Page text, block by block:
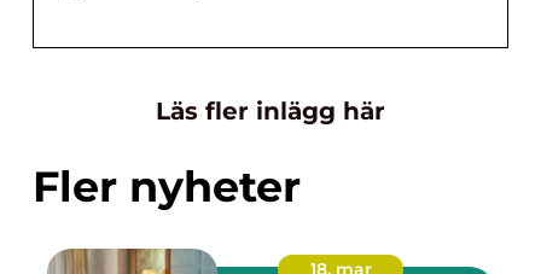
Läs fler inlägg här
Fler nyheter
18. mar